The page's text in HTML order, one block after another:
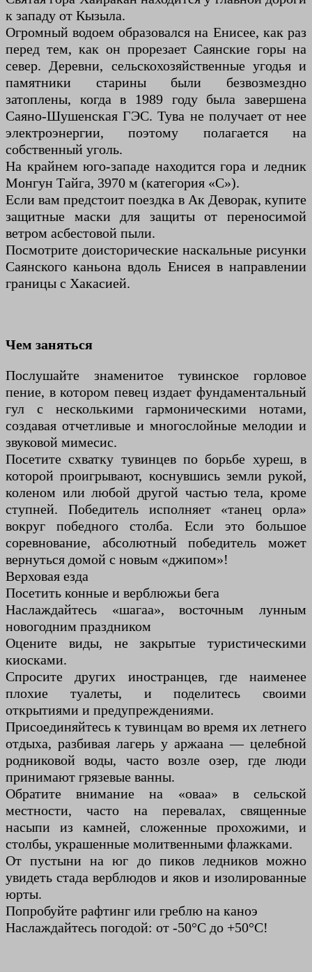
к западу от Кызыла.
Огромный водоем образовался на Енисее, как раз
перед тем, как он прорезает Саянские горы на
север. Деревни, сельскохозяйственные угодья и
памятники старины были безвозмездно
затоплены, когда в 1989 году была завершена
Саяно-Шушенская ГЭС. Тува не получает от нее
электроэнергии, поэтому полагается на
собственный уголь.
На крайнем юго-западе находится гора и ледник
Монгун Тайга, 3970 м (категория «С»).
Если вам предстоит поездка в Ак Деворак, купите
защитные маски для защиты от переносимой
ветром асбестовой пыли.
Посмотрите доисторические наскальные рисунки
Саянского каньона вдоль Енисея в направлении
границы с Хакасией.
Чем заняться
Послушайте знаменитое тувинское горловое
пение, в котором певец издает фундаментальный
гул с несколькими гармоническими нотами,
создавая отчетливые и многослойные мелодии и
звуковой мимесис.
Посетите схватку тувинцев по борьбе хуреш, в
которой проигрывают, коснувшись земли рукой,
коленом или любой другой частью тела, кроме
ступней. Победитель исполняет «танец орла»
вокруг победного столба. Если это большое
соревнование, абсолютный победитель может
вернуться домой с новым «джипом»!
Верховая езда
Посетить конные и верблюжьи бега
Наслаждайтесь «шагаа», восточным лунным
новогодним праздником
Оцените виды, не закрытые туристическими
киосками.
Спросите других иностранцев, где наименее
плохие туалеты, и поделитесь своими
открытиями и предупреждениями.
Присоединяйтесь к тувинцам во время их летнего
отдыха, разбивая лагерь у аржаана — целебной
родниковой воды, часто возле озер, где люди
принимают грязевые ванны.
Обратите внимание на «оваа» в сельской
местности, часто на перевалах, священные
насыпи из камней, сложенные прохожими, и
столбы, украшенные молитвенными флажками.
От пустыни на юг до пиков ледников можно
увидеть стада верблюдов и яков и изолированные
юрты.
Попробуйте рафтинг или греблю на каноэ
Наслаждайтесь погодой: от -50°C до +50°C!